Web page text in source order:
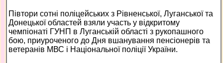
Півтори сотні поліцейських з Рівненської, Луганської та
Донецької областей взяли участь у відкритому
чемпіонаті ГУНП в Луганській області з рукопашного
бою, приуроченого до Дня вшанування пенсіонерів та
ветеранів МВС і Національної поліції України.